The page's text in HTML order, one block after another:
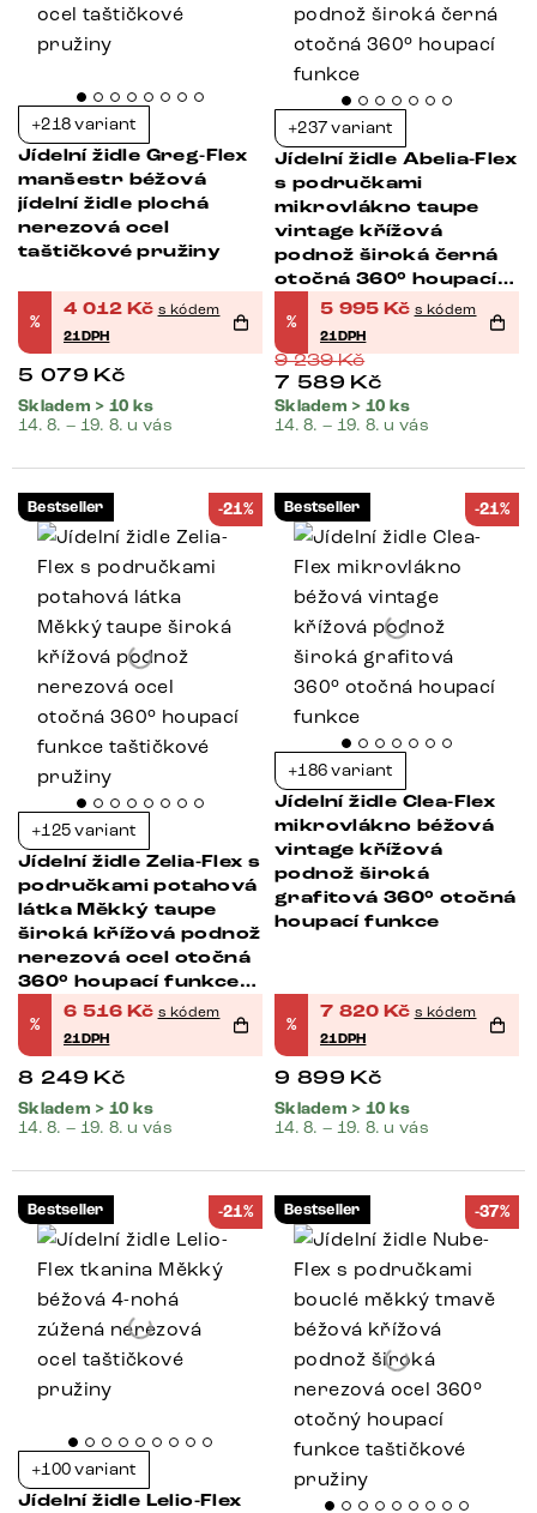
+218 variant
Jídelní židle Greg-Flex
manšestr béžová
jídelní židle plochá
nerezová ocel
taštičkové pružiny
%
4 012 Kč s kódem
21DPH
5 079 Kč
Skladem > 10 ks
14. 8. – 19. 8. u vás
+237 variant
Jídelní židle Abelia-Flex
s područkami
mikrovlákno taupe
vintage křížová
podnož široká černá
otočná 360° houpací
funkce
%
5 995 Kč s kódem
21DPH
9 239Kč
7 589 Kč
Skladem > 10 ks
14. 8. – 19. 8. u vás
Bestseller -21%
+125 variant
Jídelní židle Zelia-Flex s
područkami potahová
látka Měkký taupe
široká křížová podnož
nerezová ocel otočná
360° houpací funkce
taštičkové pružiny
%
6 516 Kč s kódem
21DPH
8 249 Kč
Skladem > 10 ks
14. 8. – 19. 8. u vás
Bestseller -21%
+186 variant
Jídelní židle Clea-Flex
mikrovlákno béžová
vintage křížová
podnož široká
grafitová 360° otočná
houpací funkce
%
7 820 Kč s kódem
21DPH
9 899 Kč
Skladem > 10 ks
14. 8. – 19. 8. u vás
Bestseller -21%
+100 variant
Jídelní židle Lelio-Flex
Bestseller -37%